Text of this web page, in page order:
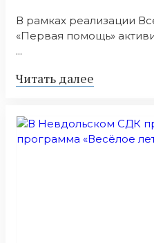
В рамках реализации
«Первая помощь»
...
Читать далее